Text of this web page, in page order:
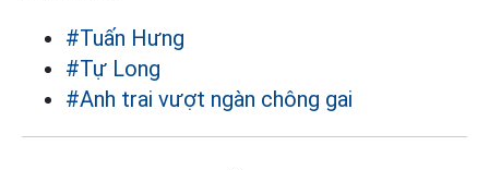
#Tuấn Hưng
#Tự Long
#Anh trai vượt ngàn chông gai